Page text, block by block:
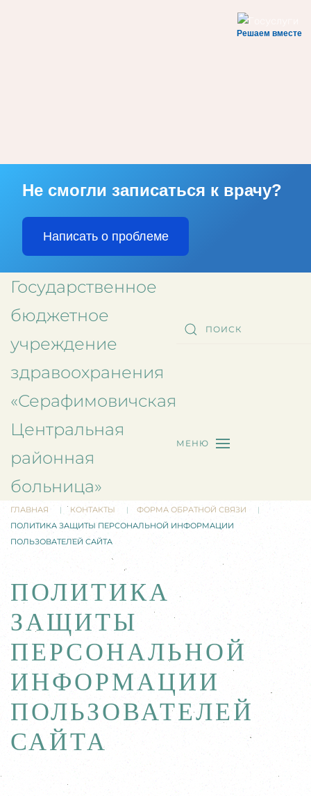
Решаем вместе
Не смогли записаться к врачу?
Написать о проблеме
Государственное
бюджетное
учреждение
здравоохранения
«Серафимовичская
Центральная
районная
больница»
МЕНЮ
ГЛАВНАЯ КОНТАКТЫ
ФОРМА ОБРАТНОЙ СВЯЗИ
ПОЛИТИКА ЗАЩИТЫ ПЕРСОНАЛЬНОЙ ИНФОРМАЦИИ
ПОЛЬЗОВАТЕЛЕЙ САЙТА
ПОЛИТИКА
ЗАЩИТЫ
ПЕРСОНАЛЬНОЙ
ИНФОРМАЦИИ
ПОЛЬЗОВАТЕЛЕЙ
САЙТА